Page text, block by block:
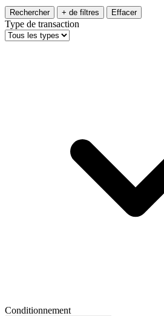
Rechercher + de filtres Effacer
Type de transaction
Conditionnement